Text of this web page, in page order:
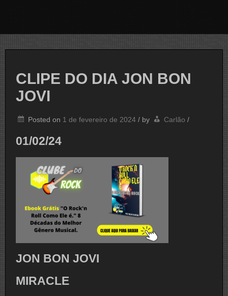
CLIPE DO DIA JON BON
JOVI
Posted on 1 de fevereiro de 2024 / by Carlão /
01/02/24
JON BON JOVI
MIRACLE